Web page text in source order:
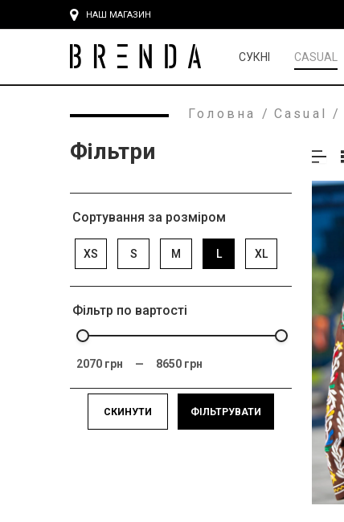
НАШ МАГАЗИН
СУКНІ CASUAL
Головна / Casual /
Фільтри
Сортування за розміром
XS S M L XL
Фільтр по вартості
2070 грн — 8650 грн
СКИНУТИ ФІЛЬТРУВАТИ